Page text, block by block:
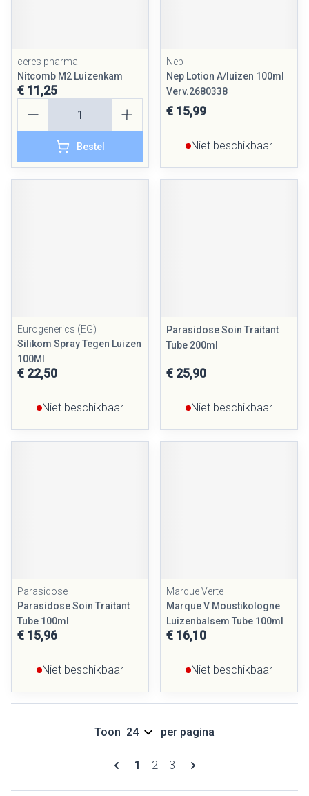
ceres pharma
Nitcomb M2 Luizenkam
€ 11,25
Bestel
Nep
Nep Lotion A/luizen 100ml
Verv.2680338
€ 15,99
Niet beschikbaar
Eurogenerics (EG)
Silikom Spray Tegen Luizen
100Ml
€ 22,50
Niet beschikbaar
Parasidose Soin Traitant
Tube 200ml
€ 25,90
Niet beschikbaar
Parasidose
Parasidose Soin Traitant
Tube 100ml
€ 15,96
Niet beschikbaar
Marque Verte
Marque V Moustikologne
Luizenbalsem Tube 100ml
€ 16,10
Niet beschikbaar
Pagina's
U lees momenteel pagina
1 Pagina
2 Pagina
3
Toon per pagina